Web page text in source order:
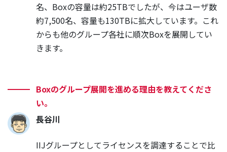
名、Boxの容量は約25TBでしたが、今はユーザ数
約7,500名、容量も130TBに拡大しています。これ
からも他のグループ各社に順次Boxを展開してい
きます。
Boxのグループ展開を進める理由を教えてくださ
い。
長谷川
IIJグループとしてライセンスを調達することで比